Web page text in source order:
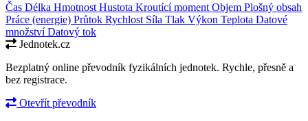
Čas Délka Hmotnost Hustota Kroutící moment Objem Plošný obsah
Práce (energie) Průtok Rychlost Síla Tlak Výkon Teplota Datové
množstvíDatový tok
Jednotek.cz
Bezplatný online převodník fyzikálních jednotek. Rychle, přesně a
bez registrace.
Otevřít převodník